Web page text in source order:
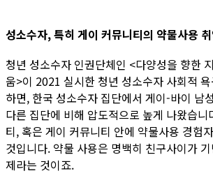
성소수자, 특히 게이 커뮤니티의 약물사용
청년 성소수자 인권단체인 <다양성을 향한
움>이 2021 실시한 청년 성소수자 사회적
하면, 한국 성소수자 집단에서 게이-바이 남
다른 집단에 비해 압도적으로 높게 나왔습니
티, 혹은 게이 커뮤니티 안에 약물사용 경험
것입니다. 약물 사용은 명백히 친구사이가
제라는 것이죠.